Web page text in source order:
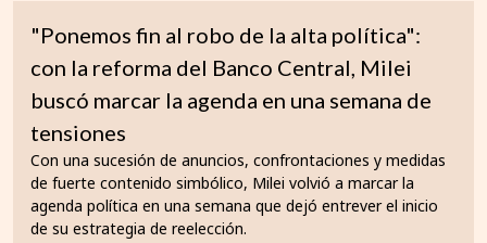
"Ponemos fin al robo de la alta política":
con la reforma del Banco Central, Milei
buscó marcar la agenda en una semana de
tensiones
Con una sucesión de anuncios, confrontaciones y medidas
de fuerte contenido simbólico, Milei volvió a marcar la
agenda política en una semana que dejó entrever el inicio
de su estrategia de reelección.